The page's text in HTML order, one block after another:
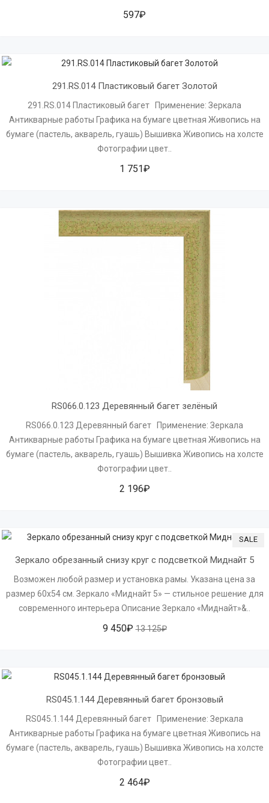
597₽
291.RS.014 Пластиковый багет Золотой
291.RS.014 Пластиковый багет Применение: Зеркала
Антикварные работы Графика на бумаге цветная Живопись на
бумаге (пастель, акварель, гуашь) Вышивка Живопись на холсте
Фотографии цвет..
1 751₽
RS066.0.123 Деревянный багет зелёный
RS066.0.123 Деревянный багет Применение: Зеркала
Антикварные работы Графика на бумаге цветная Живопись на
бумаге (пастель, акварель, гуашь) Вышивка Живопись на холсте
Фотографии цвет..
2 196₽
SALE
Зеркало обрезанный снизу круг с подсветкой Миднайт 5
Возможен любой размер и установка рамы. Указана цена за
размер 60х54 см. Зеркало «Миднайт 5» — стильное решение для
современного интерьера Описание Зеркало «Миднайт»&..
9 450₽ 13 125₽
RS045.1.144 Деревянный багет бронзовый
RS045.1.144 Деревянный багет Применение: Зеркала
Антикварные работы Графика на бумаге цветная Живопись на
бумаге (пастель, акварель, гуашь) Вышивка Живопись на холсте
Фотографии цвет..
2 464₽